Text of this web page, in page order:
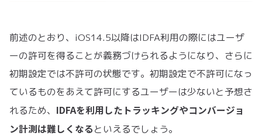
前述のとおり、iOS14.5以降はIDFA利用の際にはユーザ
ーの許可を得ることが義務づけられるようになり、さらに
初期設定では不許可の状態です。初期設定で不許可になっ
ているものをあえて許可にするユーザーは少ないと予想さ
れるため、 IDFAを利用したトラッキングやコンバージョ
ン計測は難しくなるといえるでしょう。